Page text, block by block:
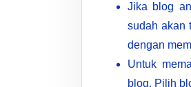
Jika blog
sudah akan
dengan
Untuk
blog. Pilih